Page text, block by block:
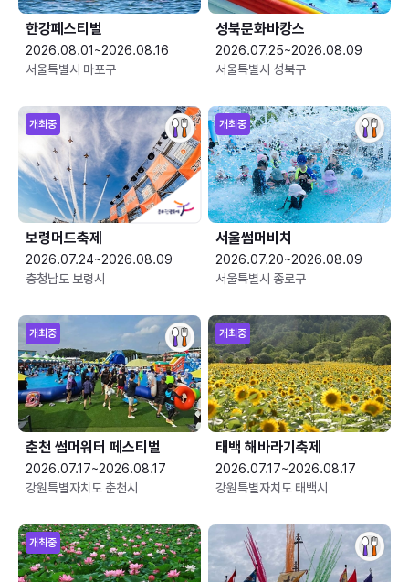
한강페스티벌
2026.08.01~2026.08.16
서울특별시 마포구
성북문화바캉스
2026.07.25~2026.08.09
서울특별시 성북구
개최중
보령머드축제
2026.07.24~2026.08.09
충청남도 보령시
개최중
서울썸머비치
2026.07.20~2026.08.09
서울특별시 종로구
개최중
춘천 썸머워터 페스티벌
2026.07.17~2026.08.17
강원특별자치도 춘천시
개최중
태백 해바라기축제
2026.07.17~2026.08.17
강원특별자치도 태백시
개최중